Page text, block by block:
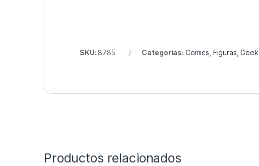
SKU:8785 Categorías: Comics Figuras ,
Productos relacionados